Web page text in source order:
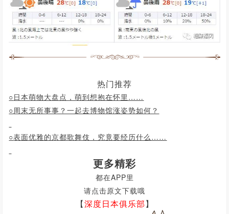
热门推荐
○日本萌物大盘点，萌到想抱在怀里……
○周末无所事事？一起去博物馆涨姿势如何？
○表面优雅的京都歌舞伎，究竟要经历什么……
更多精彩
都在APP里
请点击原文下载哦
【深度日本俱乐部】